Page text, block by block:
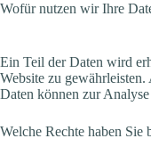
Wofür nutzen wir Ihre
Ein Teil der Daten wird
Website zu gewährleisten.
Daten können zur
Welche Rechte haben Sie